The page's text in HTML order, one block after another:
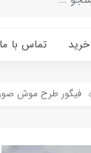
تماس با ما
فیگور طرح موش